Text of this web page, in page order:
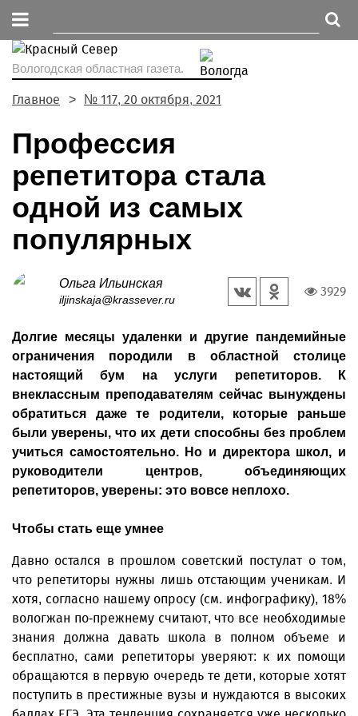
Вологодская областная газета.
Главное № 117, 20 октября, 2021
Профессия
репетитора стала
одной из самых
популярных
Ольга Ильинская
iljinskaja@krassever.ru
3929
Долгие месяцы удаленки и другие пандемийные
ограничения породили в областной столице
настоящий бум на услуги репетиторов. К
внеклассным преподавателям сейчас вынуждены
обратиться даже те родители, которые раньше
были уверены, что их дети способны без проблем
учиться самостоятельно. Но и директора школ, и
руководители центров, объединяющих
репетиторов, уверены: это вовсе неплохо.
Чтобы стать еще умнее
Давно остался в прошлом советский постулат о том,
что репетиторы нужны лишь отстающим ученикам. И
хотя, согласно нашему опросу (см. инфографику), 18%
вологжан по-прежнему считают, что все необходимые
знания должна давать школа в полном объеме и
бесплатно, сами репетиторы уверяют: к их помощи
обращаются в первую очередь те дети, которые хотят
поступить в престижные вузы и нуждаются в высоких